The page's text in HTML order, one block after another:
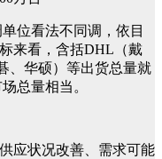
位看法不同调，依目
来看，含括DHL（戴
、华硕）等出货总量就
总量相当。
应状况改善、需求可能